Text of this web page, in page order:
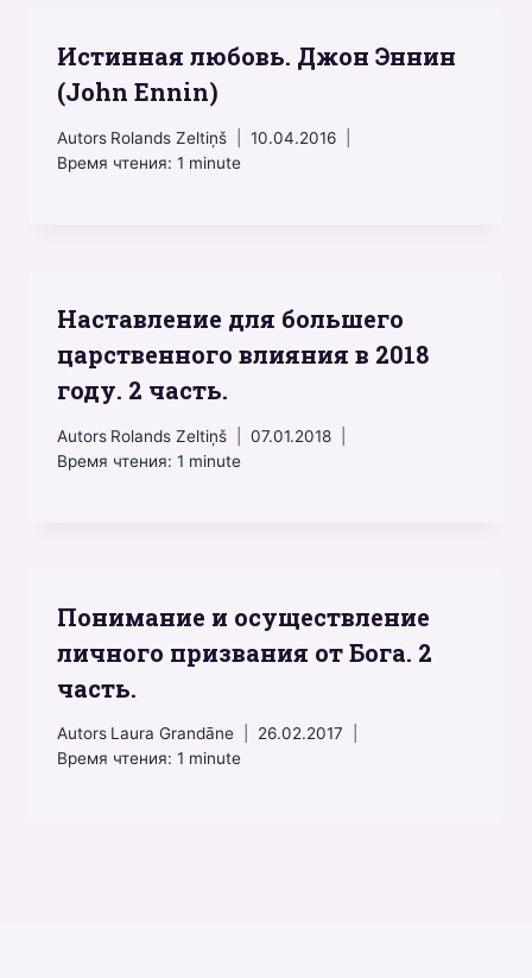
Истинная любовь. Джон Эннин
(John Ennin)
Autors Rolands Zeltiņš
10.04.2016
Время чтения: 1 minute
Наставление для большего
царственного влияния в 2018
году. 2 часть.
Autors Rolands Zeltiņš
07.01.2018
Время чтения: 1 minute
Понимание и осуществление
личного призвания от Бога. 2
часть.
Autors Laura Grandāne
26.02.2017
Время чтения: 1 minute